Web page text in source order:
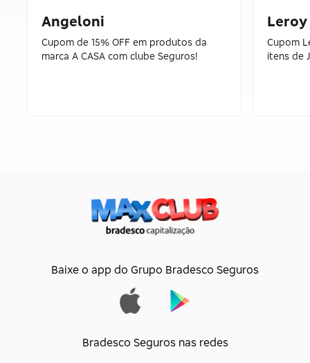
Angeloni
Cupom de 15% OFF em produtos da
marca A CASA com clube Seguros!
Cupom
itens de
Baixe o app do Grupo Bradesco Seguros
Bradesco Seguros nas redes